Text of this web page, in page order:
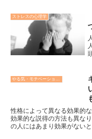
ストレスの心理学
やる気・モチベーションの心理学
性格によって異なる効果的
効果的な説得の方法も異な
の人にはあまり効果がない